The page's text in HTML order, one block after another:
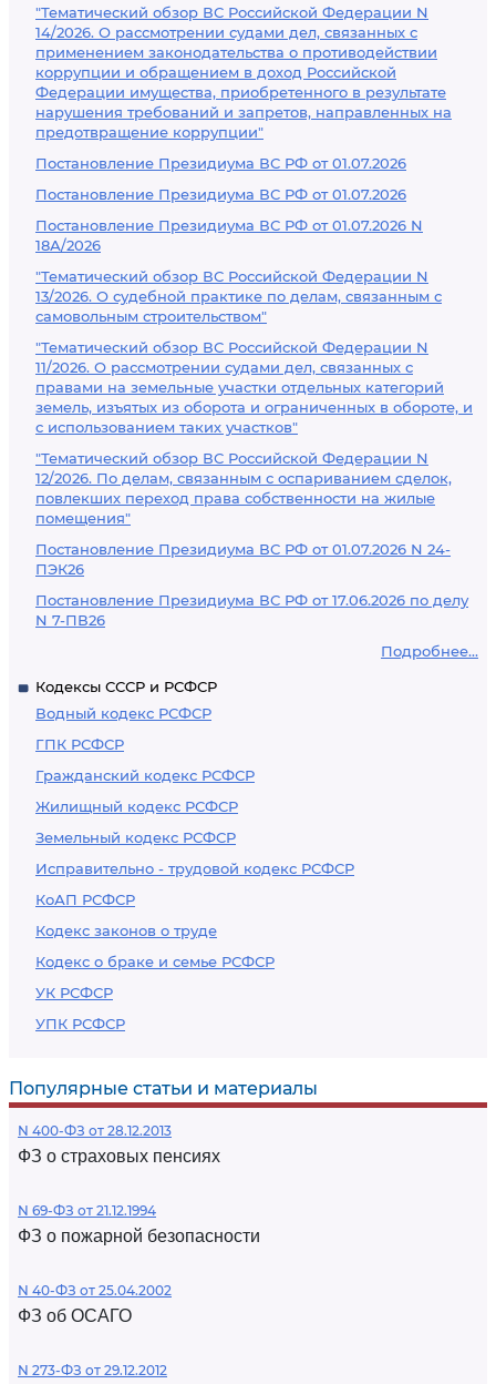
"Тематический обзор ВС Российской Федерации N
14/2026. О рассмотрении судами дел, связанных с
применением законодательства о противодействии
коррупции и обращением в доход Российской
Федерации имущества, приобретенного в результате
нарушения требований и запретов, направленных на
предотвращение коррупции"
Постановление Президиума ВС РФ от 01.07.2026
Постановление Президиума ВС РФ от 01.07.2026
Постановление Президиума ВС РФ от 01.07.2026 N
18А/2026
"Тематический обзор ВС Российской Федерации N
13/2026. О судебной практике по делам, связанным с
самовольным строительством"
"Тематический обзор ВС Российской Федерации N
11/2026. О рассмотрении судами дел, связанных с
правами на земельные участки отдельных категорий
земель, изъятых из оборота и ограниченных в обороте, и
с использованием таких участков"
"Тематический обзор ВС Российской Федерации N
12/2026. По делам, связанным с оспариванием сделок,
повлекших переход права собственности на жилые
помещения"
Постановление Президиума ВС РФ от 01.07.2026 N 24-
ПЭК26
Постановление Президиума ВС РФ от 17.06.2026 по делу
N 7-ПВ26
Подробнее...
Кодексы СССР и РСФСР
Водный кодекс РСФСР
ГПК РСФСР
Гражданский кодекс РСФСР
Жилищный кодекс РСФСР
Земельный кодекс РСФСР
Исправительно - трудовой кодекс РСФСР
КоАП РСФСР
Кодекс законов о труде
Кодекс о браке и семье РСФСР
УК РСФСР
УПК РСФСР
Популярные статьи и материалы
N 400-ФЗ от 28.12.2013
ФЗ о страховых пенсиях
N 69-ФЗ от 21.12.1994
ФЗ о пожарной безопасности
N 40-ФЗ от 25.04.2002
ФЗ об ОСАГО
N 273-ФЗ от 29.12.2012